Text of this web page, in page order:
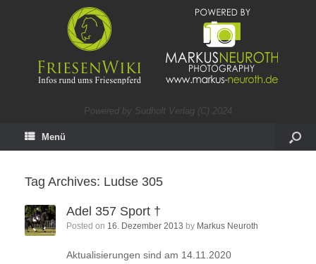
Powered by Sudholt Verlag (C) 2024
Menü
Tag Archives: Ludse 305
Adel 357 Sport †
Posted on 16. Dezember 2013 by Markus Neuroth
Aktualisierungen sind am 14.11.2020